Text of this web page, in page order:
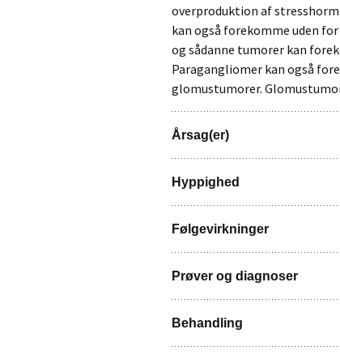
Nødinjektion
Infografik
Krisekort
Mini dokumentar
Cover til sikkerhedssele
Stressinstruktioner
overproduktion af
kan også forekomme uden
og sådanne tumorer kan
Paragangliomer kan også
glomustumorer.
Årsag(er)
Hyppighed
Følgevirkninger
Prøver og diagnoser
Behandling